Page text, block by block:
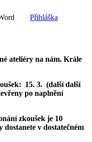
Přihláška
ateliéry na nám. Krále
15. 3. (další další
po naplnění
zkoušek je 10
v dostatečném